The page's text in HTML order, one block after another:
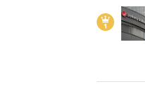
のが悲しい」『北の国から』